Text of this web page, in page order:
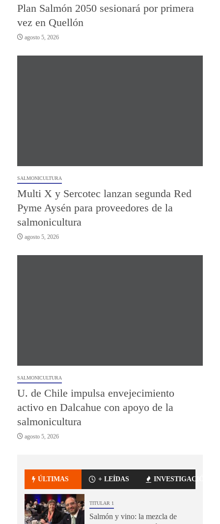
Plan Salmón 2050 sesionará por primera
vez en Quellón
agosto 5, 2026
SALMONICULTURA
Multi X y Sercotec lanzan segunda Red
Pyme Aysén para proveedores de la
salmonicultura
agosto 5, 2026
SALMONICULTURA
U. de Chile impulsa envejecimiento
activo en Dalcahue con apoyo de la
salmonicultura
agosto 5, 2026
ÚLTIMAS + LEÍDAS INVESTIGACIÓN
TITULAR 1
Salmón y vino: la mezcla de